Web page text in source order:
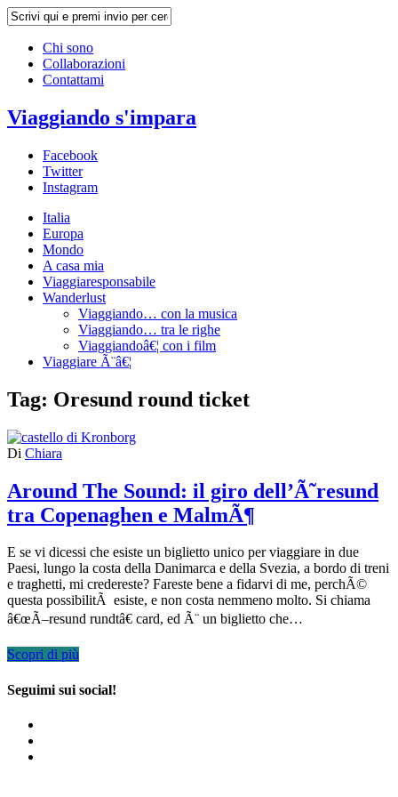
Chi sono
Collaborazioni
Contattami
Viaggiando s'impara
Facebook
Twitter
Instagram
Italia
Europa
Mondo
A casa mia
Viaggiaresponsabile
Wanderlust
Viaggiando… con la musica
Viaggiando… tra le righe
Viaggiandoâ€¦ con i film
Viaggiare Ã¨â€¦
Tag: Oresund round ticket
Di Chiara
Around The Sound: il giro dell’Ã˜resund
tra Copenaghen e MalmÃ¶
E se vi dicessi che esiste un biglietto unico per viaggiare in due
Paesi, lungo la costa della Danimarca e della Svezia, a bordo di treni
e traghetti, mi credereste? Fareste bene a fidarvi di me, perchÃ©
questa possibilitÃ esiste, e non costa nemmeno molto. Si chiama
â€œÃ–resund rundtâ€ card, ed Ã¨ un biglietto che…
Scopri di più
Seguimi sui social!